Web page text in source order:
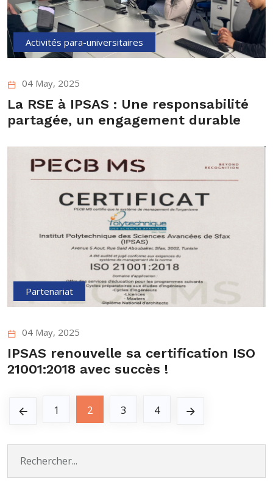
Activités para-universitaires
04 May, 2025
La RSE à IPSAS : Une responsabilité
partagée, un engagement durable
Partenariat
04 May, 2025
IPSAS renouvelle sa certification ISO
21001:2018 avec succès !
1 2 3 4